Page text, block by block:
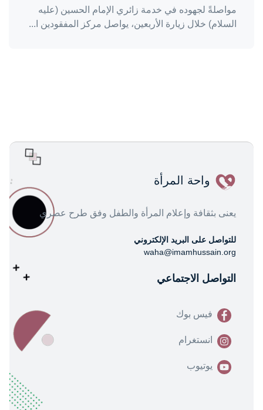
مواصلةً لجهوده في خدمة زائري الإمام الحسين (عليه
السلام) خلال زيارة الأربعين، يواصل مركز المفقودين ا...
واحة المرأة
يعنى بثقافة وإعلام المرأة والطفل وفق طرح عصري
للتواصل على البريد الإلكتروني
waha@imamhussain.org
التواصل الاجتماعي
فيس بوك
انستغرام
يوتيوب